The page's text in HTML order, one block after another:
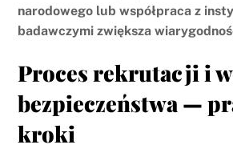
narodowego lub współpraca z
badawczymi zwiększa
Proces rekrutacji i
bezpieczeństwa —
kroki